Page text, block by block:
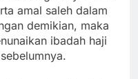
amal saleh dalam
demikian, maka
ibadah haji